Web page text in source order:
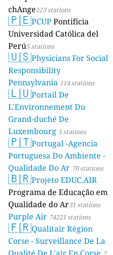
chAnge123 stations
🇵🇪PCUP Pontificia
Universidad Católica del
Perú5 stations
🇺🇸Physicians For Social
Responsibility
Pennsylvania 114 stations
🇱🇺Portail De
L'Environnement Du
Grand-duché De
Luxembourg 5 stations
🇵🇹Portugal -Agencia
Portuguesa Do Ambiente -
Qualidade Do Ar 70 stations
🇧🇷Projeto EDUC.AIR
Programa de Educação em
Qualidade do Ar31 stations
Purple Air 74221 stations
🇫🇷Qualitair Région
Corse - Surveillance De La